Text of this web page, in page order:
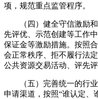
项，规范重点监管程序。
（四）健全守信激励
先评优、示范创建等工作
保证金等激励措施。按照
会正常秩序、拒不履行法
公共资源交易活动、评先
（五）完善统一的行
申请渠道，按照“谁认定、